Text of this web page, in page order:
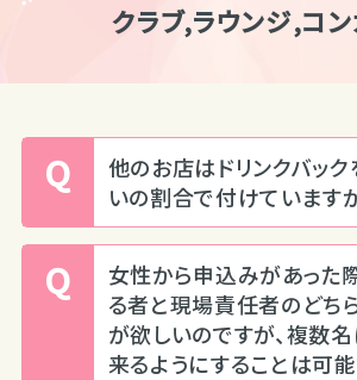
クラブ,ラウンジ,コン
Q
他のお店はドリンクバック
いの割合で付けています
Q
女性から申込みがあった
る者と現場責任者のどち
が欲しいのですが、複数
来るようにすることは可